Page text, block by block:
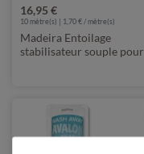
16,95 €
10mètre(s) | 1,70 € / mètre(s)
Madeira Entoilage
stabilisateur souple pour